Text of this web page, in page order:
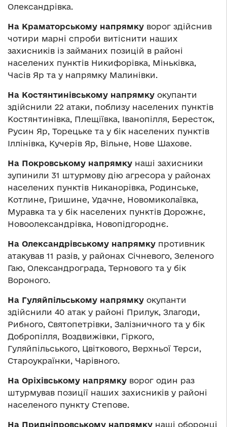
Олександрівка.
На Краматорському напрямку ворог здійснив
чотири марні спроби витіснити наших
захисників із займаних позицій в районі
населених пунктів Никифорівка, Міньківка,
Часів Яр та у напрямку Малинівки.
На Костянтинівському напрямку окупанти
здійснили 22 атаки, поблизу населених пунктів
Костянтинівка, Плещіївка, Іванопілля, Бересток,
Русин Яр, Торецьке та у бік населених пунктів
Іллінівка, Кучерів Яр, Вільне, Нове Шахове.
На Покровському напрямку наші захисники
зупинили 31 штурмову дію агресора у районах
населених пунктів Никанорівка, Родинське,
Котлине, Гришине, Удачне, Новомиколаївка,
Муравка та у бік населених пунктів Дорожнє,
Новоолександрівка, Новопідгороднє.
На Олександрівському напрямку противник
атакував 11 разів, у районах Січневого, Зеленого
Гаю, Олександрограда, Тернового та у бік
Вороного.
На Гуляйпільському напрямку окупанти
здійснили 40 атак у районі Прилук, Злагоди,
Рибного, Святопетрівки, Залізничного та у бік
Добропілля, Воздвижівки, Гіркого,
Гуляйпільського, Цвіткового, Верхньої Терси,
Староукраїнки, Чарівного.
На Оріхівському напрямку ворог один раз
штурмував позиції наших захисників у районі
населеного пункту Степове.
На Придніпровському напрямку наші оборонці